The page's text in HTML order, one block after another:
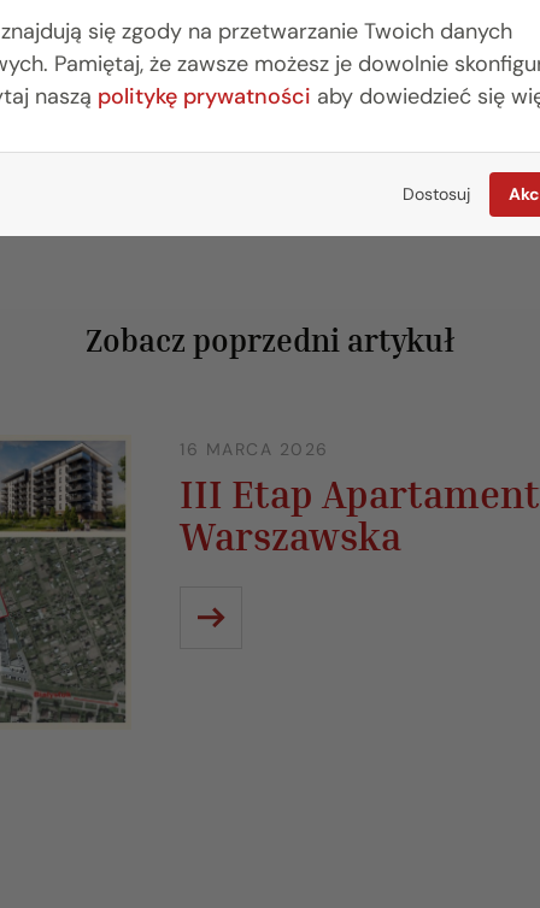
znajdują się zgody na przetwarzanie Twoich danych
Pamiętaj, że zawsze możesz je dowolnie
naszą politykę prywatności aby dowiedzieć się
Dostosuj
składamy najserdeczniejsze
chwil pełnych radości i nadziei.
Zobacz poprzedni artykuł
16 MARCA 2026
III Etap
Warszawska